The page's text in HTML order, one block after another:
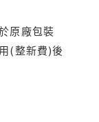
原廠包裝
(整新費)後